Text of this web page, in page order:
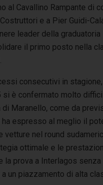
al Cavallino Rampante di
e a Pier Guidi-
leader della graduatoria
il primo posto nella
consecutivi in
si è confermato molto
di Maranello, come da
ha espresso al meglio il
nel round
ottimale e le
la prova a Interlagos
un piazzamento di alta